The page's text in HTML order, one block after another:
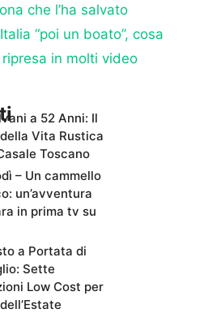
che l’ha salvato
“poi un boato”, cosa
in molti video
a 52 Anni: Il
Vita Rustica
Toscano
– Un cammello
un’avventura
in prima tv su
a Portata di
Sette
Low Cost per